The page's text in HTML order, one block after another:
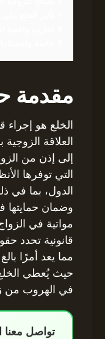
مقدمة
الخلع هو إجراء
العلاقة الزوجية
إلى إذن من
التي توفرها
الدول، بما في
وضمان حمايتها
مواتية في
قانونية تحدد
مما يعد أمرًا
حيث يُعطي الخلع
في الهروب من
تواصل معنا